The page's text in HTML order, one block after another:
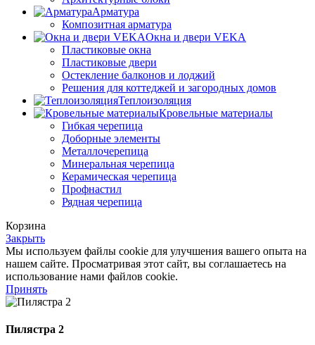
Арматура
Композитная арматура
Окна и двери VEKA
Пластиковые окна
Пластиковые двери
Остекление балконов и лоджий
Решения для коттеджей и загородных домов
Теплоизоляция
Кровельные материалы
Гибкая черепица
Доборные элементы
Металлочерепица
Минеральная черепица
Керамическая черепица
Профнастил
Рядная черепица
Корзина
Закрыть
Мы используем файлы cookie для улучшения вашего опыта на
нашем сайте. Просматривая этот сайт, вы соглашаетесь на
использование нами файлов cookie.
Принять
Пилястра 2